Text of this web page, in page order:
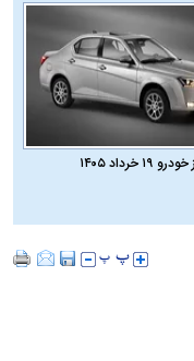
خرداد ۱۴۰۵